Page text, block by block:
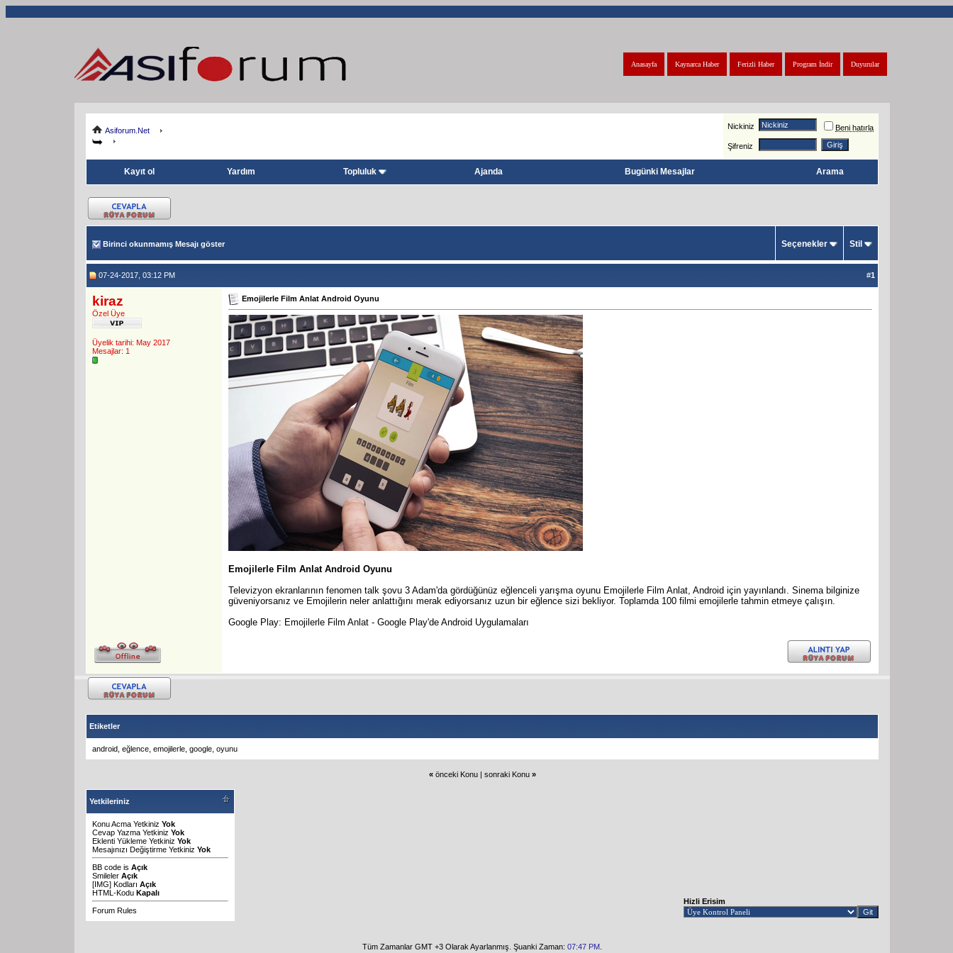
Duyurular
Program İndir
Ferizli Haber
Kaynarca Haber
Anasayfa
Asiforum.Net Nickiniz Beni hatırla
Şifreniz
Kayıt ol Yardım Topluluk Ajanda Bugünki Mesajlar Arama
Birinci okunmamış Mesajı göster Seçenekler Stil
07-24-2017, 03:12 PM #1
kiraz
Özel Üye
Üyelik tarihi: May 2017
Mesajlar: 1
Emojilerle Film Anlat Android Oyunu
Emojilerle Film Anlat Android Oyunu
Televizyon ekranlarının fenomen talk şovu 3 Adam'da gördüğünüz eğlenceli yarışma oyunu Emojilerle Film Anlat, Android için yayınlandı. Sinema bilginize
güveniyorsanız ve Emojilerin neler anlattığını merak ediyorsanız uzun bir eğlence sizi bekliyor. Toplamda 100 filmi emojilerle tahmin etmeye çalışın.
Google Play: Emojilerle Film Anlat - Google Play'de Android Uygulamaları
Etiketler
android eğlence emojilerle google oyunu
« önceki Konu| sonraki Konu »
Yetkileriniz
Konu Acma Yetkiniz Yok
Cevap Yazma Yetkiniz Yok
Eklenti Yükleme Yetkiniz Yok
Mesajınızı Değiştirme Yetkiniz Yok
BB code is Açık
Smileler Açık
[IMG] Kodları Açık
HTML-Kodu Kapalı
Forum Rules
Hizli Erisim
Tüm Zamanlar GMT +3 Olarak Ayarlanmış. Şuanki Zaman: 07:47 PM